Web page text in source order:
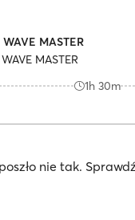
MASTER
MASTER
1h 30m
nie tak.